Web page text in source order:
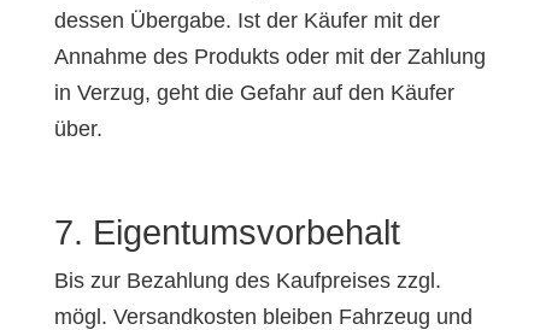
dessen Übergabe. Ist der Käufer mit der
Annahme des Produkts oder mit der Zahlung
in Verzug, geht die Gefahr auf den Käufer
über.
7. Eigentumsvorbehalt
Bis zur Bezahlung des Kaufpreises zzgl.
mögl. Versandkosten bleiben Fahrzeug und